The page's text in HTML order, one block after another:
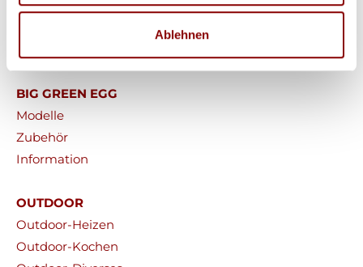
Ablehnen
Pizzaöfen
BIG GREEN EGG
Modelle
Zubehör
Information
OUTDOOR
Outdoor-Heizen
Outdoor-Kochen